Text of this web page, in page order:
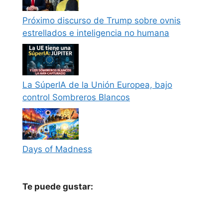
Próximo discurso de Trump sobre ovnis
estrellados e inteligencia no humana
La SúperIA de la Unión Europea, bajo
control Sombreros Blancos
Days of Madness
Te puede gustar: